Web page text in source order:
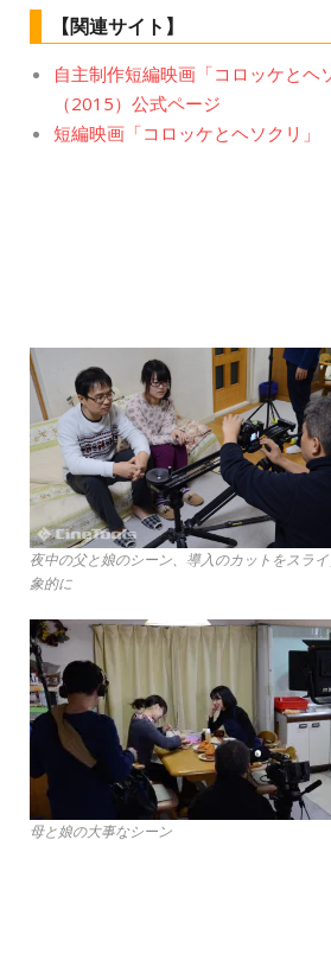
【関連サイト】
自主制作短編映画「コロッケとヘ
（2015）公式ページ
短編映画「コロッケとヘソクリ」
夜中の父と娘のシーン、導入のカットをスラ
象的に
母と娘の大事なシーン